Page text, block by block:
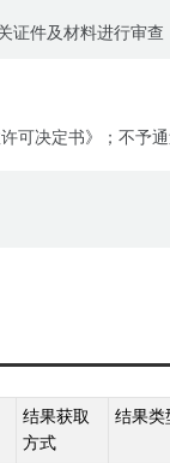
证件及材料进行审查
可决定书》；不予
结果获取
方式
结果类